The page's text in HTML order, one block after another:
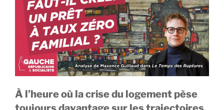
À l’heure où la crise du logement pèse